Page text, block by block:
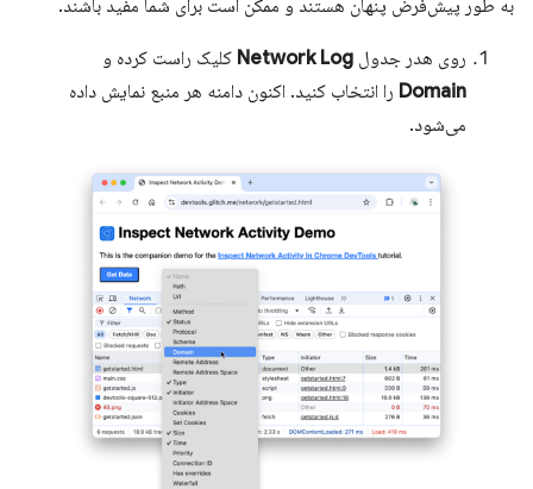
به طور پیش‌فرض پنهان هستند و ممکن است برای شما مفید باشند.
روی هدر جدول Network Log کلیک راست کرده و
Domain را انتخاب کنید. اکنون دامنه هر منبع نمایش داده
می‌شود.